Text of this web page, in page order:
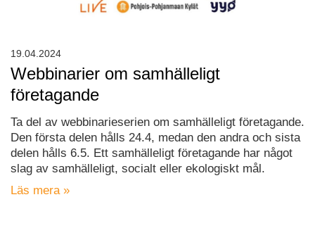
Webbinarier om samhälleligt
företagande
Ta del av webbinarieserien om samhälleligt företagande.
Den första delen hålls 24.4, medan den andra och sista
delen hålls 6.5. Ett samhälleligt företagande har något
slag av samhälleligt, socialt eller ekologiskt mål.
Läs mera »
19.04.2024